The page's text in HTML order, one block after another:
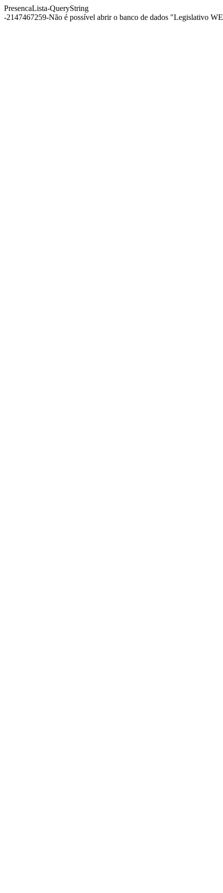
PresencaLista-QueryString
-2147467259-Não é possível abrir o banco de dados "Legislativo